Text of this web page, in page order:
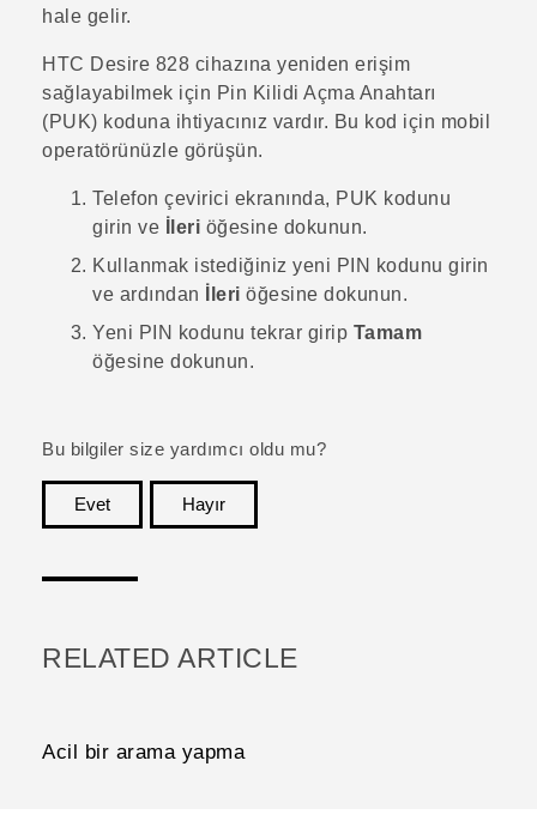
hale gelir.
HTC Desire 828 cihazına yeniden erişim
sağlayabilmek için Pin Kilidi Açma Anahtarı
(PUK) koduna ihtiyacınız vardır. Bu kod için mobil
operatörünüzle görüşün.
Telefon çevirici ekranında, PUK kodunu
girin ve
İleri öğesine dokunun.
Kullanmak istediğiniz yeni PIN kodunu girin
ve ardından
İleri öğesine dokunun.
Yeni PIN kodunu tekrar girip Tamam
öğesine dokunun.
Bu bilgiler size yardımcı oldu mu?
Evet
Hayır
RELATED ARTICLE
Acil bir arama yapma